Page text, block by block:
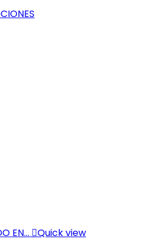
Quick view